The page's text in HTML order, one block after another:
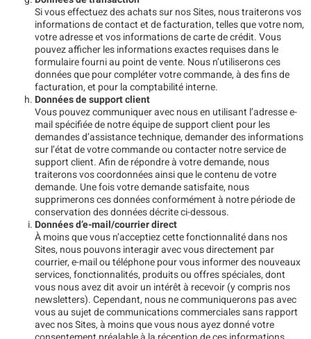
Si vous effectuez des achats sur nos Sites, nous traiterons vos
informations de contact et de facturation, telles que votre nom,
votre adresse et vos informations de carte de crédit. Vous
pouvez afficher les informations exactes requises dans le
formulaire fourni au point de vente. Nous n’utiliserons ces
données que pour compléter votre commande, à des fins de
facturation, et pour la comptabilité interne.
Données de support client
Vous pouvez communiquer avec nous en utilisant l’adresse e-
mail spécifiée de notre équipe de support client pour les
demandes d’assistance technique, demander des informations
sur l’état de votre commande ou contacter notre service de
support client. Afin de répondre à votre demande, nous
traiterons vos coordonnées ainsi que le contenu de votre
demande. Une fois votre demande satisfaite, nous
supprimerons ces données conformément à notre période de
conservation des données décrite ci-dessous.
Données d’e-mail/courrier direct
À moins que vous n’acceptiez cette fonctionnalité dans nos
Sites, nous pouvons interagir avec vous directement par
courrier, e-mail ou téléphone pour vous informer des nouveaux
services, fonctionnalités, produits ou offres spéciales, dont
vous nous avez dit avoir un intérêt à recevoir (y compris nos
newsletters). Cependant, nous ne communiquerons pas avec
vous au sujet de communications commerciales sans rapport
avec nos Sites, à moins que vous nous ayez donné votre